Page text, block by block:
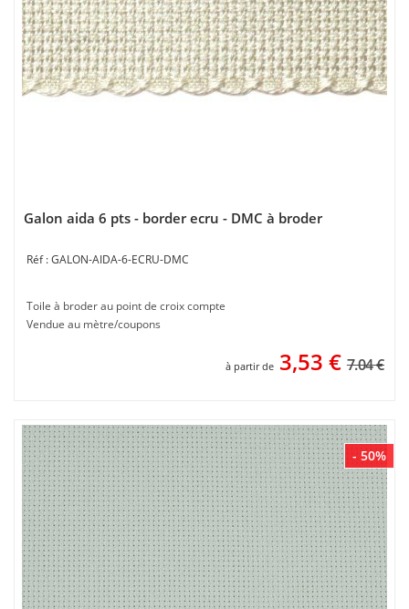
Galon aida 6 pts - border ecru - DMC à broder
GALON-AIDA-6-ECRU-DMC
Toile à broder au point de croix compte
Vendue au mètre/coupons
à partir de 3,53 € 7.04 €
- 50%